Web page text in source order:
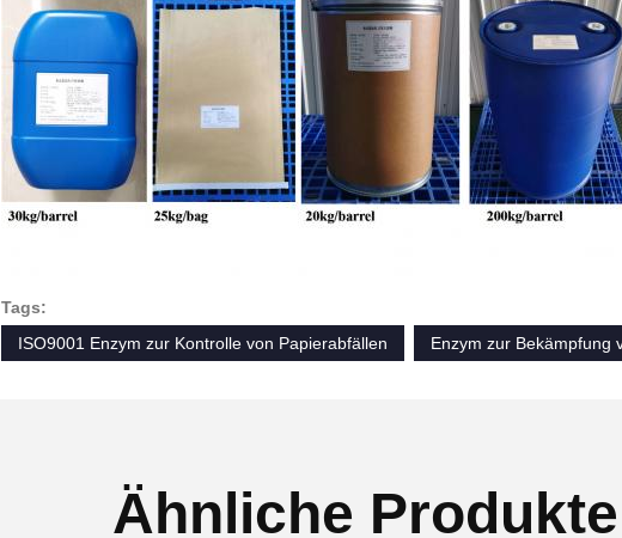
Tags:
ISO9001 Enzym zur Kontrolle von Papierabfällen
Enzym zur Bekämpfung
Ähnliche Produkte